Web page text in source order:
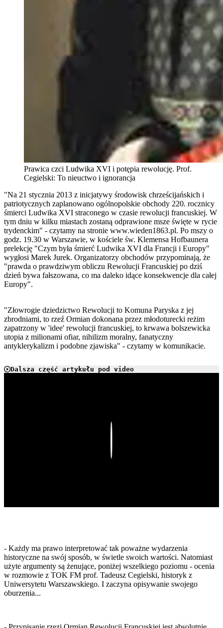
Prawica czci Ludwika XVI i potępia rewolucję. Prof.
Cegielski: To nieuctwo i ignorancja
"Na 21 stycznia 2013 z inicjatywy środowisk chrześcijańskich i
patriotycznych zaplanowano ogólnopolskie obchody 220. rocznicy
śmierci Ludwika XVI straconego w czasie rewolucji francuskiej. W
tym dniu w kilku miastach zostaną odprawione msze święte w rycie
trydenckim" - czytamy na stronie www.wieden1863.pl. Po mszy o
godz. 19.30 w Warszawie, w kościele św. Klemensa Hofbaunera
prelekcję "Czym była śmierć Ludwika XVI dla Francji i Europy"
wygłosi Marek Jurek. Organizatorzy obchodów przypominają, że
"prawda o prawdziwym obliczu Rewolucji Francuskiej po dziś
dzień bywa fałszowana, co ma daleko idące konsekwencje dla całej
Europy".
"Złowrogie dziedzictwo Rewolucji to Komuna Paryska z jej
zbrodniami, to rzeź Ormian dokonana przez młodoturecki reżim
zapatrzony w 'idee' rewolucji francuskiej, to krwawa bolszewicka
utopia z milionami ofiar, nihilizm moralny, fanatyczny
antyklerykalizm i podobne zjawiska" - czytamy w komunikacie.
Dalsza część artykułu pod video
- Każdy ma prawo interpretować tak poważne wydarzenia
historyczne na swój sposób, w świetle swoich wartości. Natomiast
użyte argumenty są żenujące, poniżej wszelkiego poziomu - ocenia
w rozmowie z TOK FM prof. Tadeusz Cegielski, historyk z
Uniwersytetu Warszawskiego. I zaczyna opisywanie swojego
oburzenia...